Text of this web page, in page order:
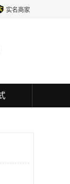
实名商家